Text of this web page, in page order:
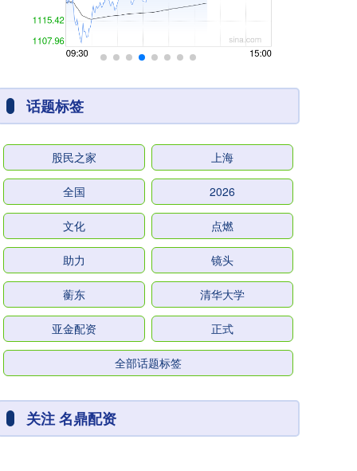
话题标签
股民之家 上海
全国 2026
文化 点燃
助力 镜头
蘅东 清华大学
亚金配资 正式
全部话题标签
关注 名鼎配资